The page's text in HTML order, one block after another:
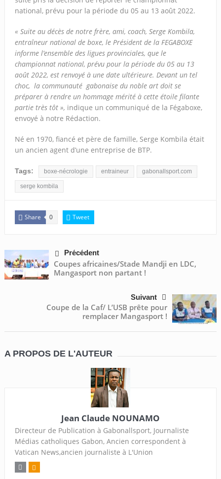
national, prévu pour la période du 05 au 13 août 2022.
« Suite au décès de notre frère, ami, coach, Serge Kombila,
entraîneur national de boxe, le Président de la FEGABOXE
informe l’ensemble des ligues provinciales, que le
championnat national, prévu pour la période du 05 au 13
août 2022, est renvoyé à une date ultérieure. Devant un tel
choc, la communauté gabonaise du noble art doit se
préparer à rendre un hommage mérité à cette étoile filante
partie très tôt », indique un communiqué de la Fégaboxe,
envoyé à notre Rédaction.
Né en 1970, fiancé et père de famille, Serge Kombila était
un ancien agent d’une entreprise de BTP.
Tags: boxe-nécrologie entraineur gabonallsport.com
serge kombila
Share 0 Tweet
Précédent
Coupes africaines/Stade Mandji en LDC,
Mangasport non partant !
Suivant
Coupe de la Caf/ L’USB prête pour
remplacer Mangasport !
A PROPOS DE L'AUTEUR
Jean Claude NOUNAMO
Directeur de Publication à Gabonallsport, Journaliste
Médias catholiques Gabon, Ancien correspondent à
Vatican News,ancien journaliste à L'Union